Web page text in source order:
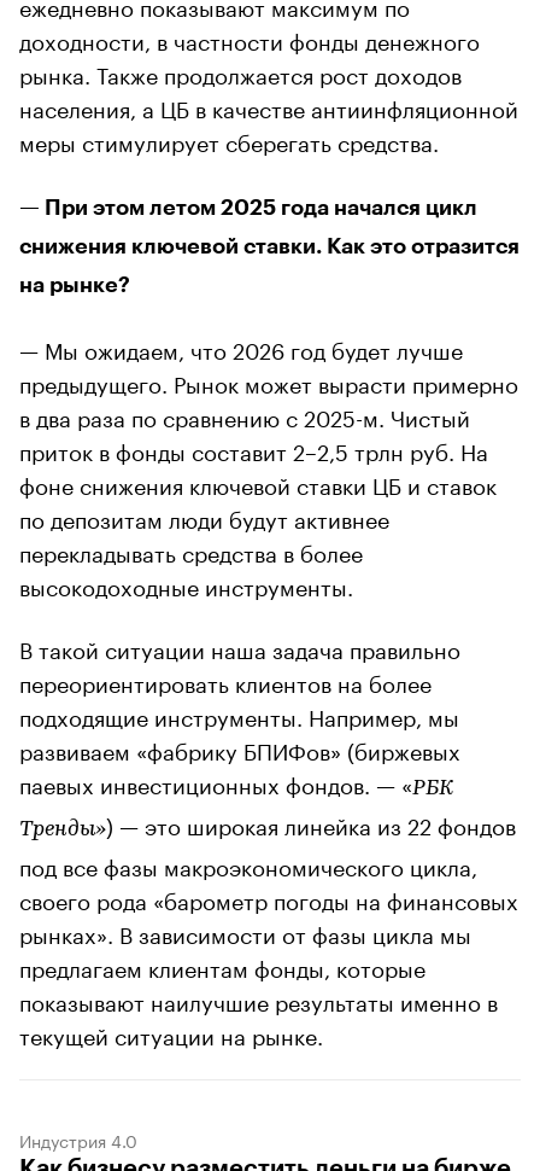
доходности, в частности фонды денежного
рынка. Также продолжается рост доходов
населения, а ЦБ в качестве антиинфляционной
меры стимулирует сберегать средства.
— При этом летом 2025 года начался цикл
снижения ключевой ставки. Как это отразится
на рынке?
— Мы ожидаем, что 2026 год будет лучше
предыдущего. Рынок может вырасти примерно
в два раза по сравнению с 2025-м. Чистый
приток в фонды составит 2–2,5 трлн руб. На
фоне снижения ключевой ставки ЦБ и ставок
по депозитам люди будут активнее
перекладывать средства в более
высокодоходные инструменты.
В такой ситуации наша задача правильно
переориентировать клиентов на более
подходящие инструменты. Например, мы
развиваем «фабрику БПИФов» (биржевых
паевых инвестиционных фондов. — «РБК
Тренды») — это широкая линейка из 22 фондов
под все фазы макроэкономического цикла,
своего рода «барометр погоды на финансовых
рынках». В зависимости от фазы цикла мы
предлагаем клиентам фонды, которые
показывают наилучшие результаты именно в
текущей ситуации на рынке.
Индустрия 4.0